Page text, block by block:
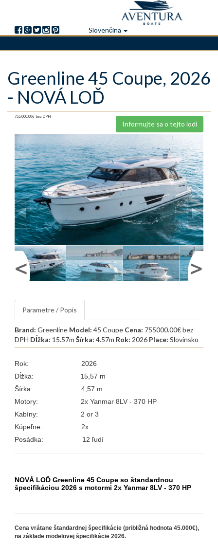
hlavný
Slovenčina
Greenline 45 Coupe, 2026
- NOVÁ LOĎ
Informujte sa o tejto lodi
755.000,00€ bez DPH
Parametre / Popis
Brand: Greenline Model: 45 Coupe Cena: 755000.00€ bez
DPH Dĺžka: 15.57m Šírka: 4.57m Rok: 2026 Place: Slovinsko
Rok: 2026
Dĺžka: 15,57 m
Šírka: 4,57 m
Motory: 2x Yanmar 8LV - 370 HP
Kabíny: 2 or 3
Kúpeľne: 2x
Posádka: 12 ľudí
NOVÁ LOĎ Greenline 45 Coupe so štandardnou
špecifikáciou 2026 s motormi 2x Yanmar 8LV - 370 HP
Cena vrátane štandardnej špecifikácie (približná hodnota 45.000€),
na základe modelovej špecifikácie 2026.